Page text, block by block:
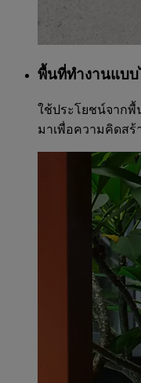
พื้นที่ทำงานแบ
ใช้ประโยชน์จาก
มาเพื่อความคิดสร้